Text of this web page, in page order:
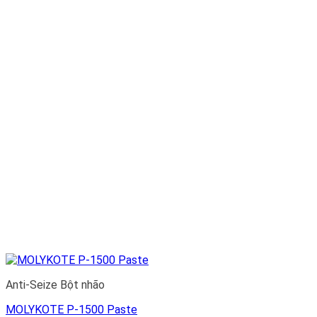
Anti-Seize Bột nhão
MOLYKOTE P-1500 Paste